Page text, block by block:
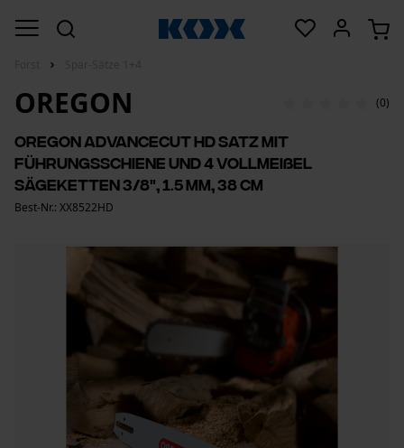
OREGON (0)
Oregon AdvanceCut HD Satz mit
Führungsschiene und 4 Vollmeißel
Sägeketten 3/8", 1.5 mm, 38 cm
Best-Nr.: XX8522HD